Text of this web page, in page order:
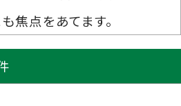
焦点をあてます。